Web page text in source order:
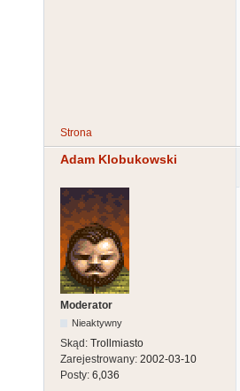
Strona
Adam Klobukowski
Moderator
Nieaktywny
Skąd: Trollmiasto
Zarejestrowany: 2002-03-10
Posty: 6,036